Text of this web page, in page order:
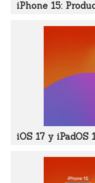
iPhone 15:
iOS 17 y iPadOS